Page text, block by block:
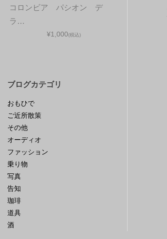
コロンビア パシオン デ
ラ…
¥1,000(税込)
ブログカテゴリ
おもひで
ご近所散策
その他
オーディオ
ファッション
乗り物
写真
告知
珈琲
道具
酒